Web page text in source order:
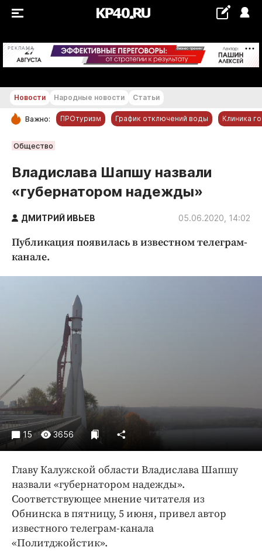
РЕКЛАМА +28 °С
РУБРИКИ
Новости компаний
Статьи
Народные новости
Благоустройство
Недвижимость и ЖКХ
Образование
Общество
Погода
Праздники
Происшествия
Спорт
Экономика и бизнес
ПРОЕКТЫ
Блоги
Издания
Медиаперсона
Интересное чтиво
Клиника года
Новости Народные новости Статьи
Важно: ПРОтуризм График отключений воды Клиника
Общество
Владислава Шапшу назвали
«губернатором надежды»
ДМИТРИЙ ИВЬЕВ 05.06.2020, 14:02
Публикация появилась в известном телеграм-
канале.
15 3656
Главу Калужской области Владислава Шапшу
назвали «губернатором надежды».
Соответствующее мнение читателя из
Обнинска в пятницу, 5 июня, привел автор
известного телеграм-канала
«Политджойстик».